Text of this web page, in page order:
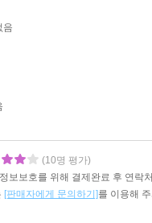
음
(10명 평가)
보보호를 위해 결제완료 후 연락
[판매자에게 문의하기]를 이용해